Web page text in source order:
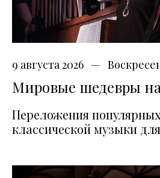
9 августа 2026
Мировые шедевры
Переложения
классической музыки